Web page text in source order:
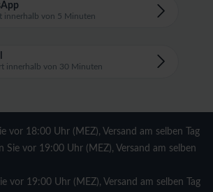
innerhalb von 5 Minuten
innerhalb von 30 Minuten
vor 18:00 Uhr (MEZ), Versand am selben Tag
Sie vor 19:00 Uhr (MEZ), Versand am selben
vor 19:00 Uhr (MEZ), Versand am selben Tag